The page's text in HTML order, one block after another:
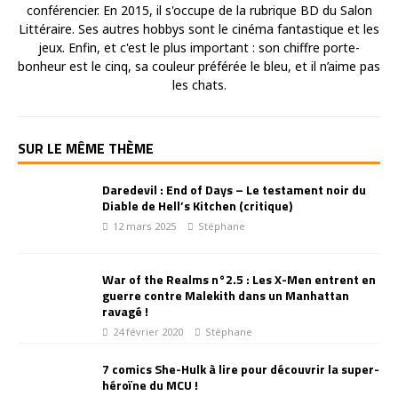
conférencier. En 2015, il s'occupe de la rubrique BD du Salon
Littéraire. Ses autres hobbys sont le cinéma fantastique et les
jeux. Enfin, et c'est le plus important : son chiffre porte-
bonheur est le cinq, sa couleur préférée le bleu, et il n’aime pas
les chats.
SUR LE MÊME THÈME
Daredevil : End of Days – Le testament noir du
Diable de Hell’s Kitchen (critique)
12 mars 2025 Stéphane
War of the Realms n°2.5 : Les X-Men entrent en
guerre contre Malekith dans un Manhattan
ravagé !
24 février 2020 Stéphane
7 comics She-Hulk à lire pour découvrir la super-
héroïne du MCU !